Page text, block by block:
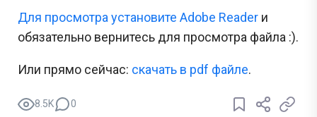
Для просмотра установите Adobe Reader и
обязательно вернитесь для просмотра файла :).
Или прямо сейчас: cкачать в pdf файле.
8.5K 0